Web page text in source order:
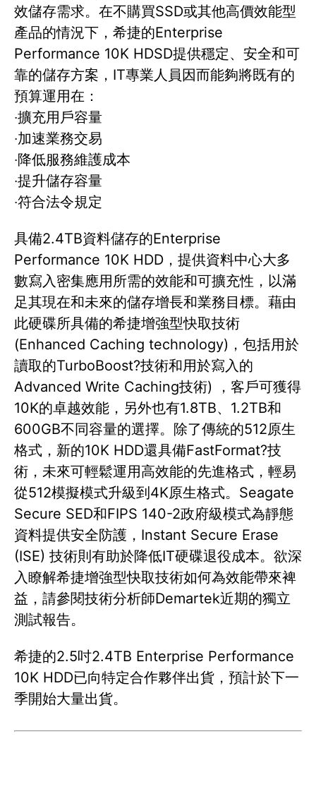
效儲存需求。在不購買SSD或其他高價效能型
產品的情況下，希捷的Enterprise
Performance 10K HDSD提供穩定、安全和可
靠的儲存方案，IT專業人員因而能夠將既有的
預算運用在：
‧擴充用戶容量
‧加速業務交易
‧降低服務維護成本
‧提升儲存容量
‧符合法令規定
具備2.4TB資料儲存的Enterprise
Performance 10K HDD，提供資料中心大多
數寫入密集應用所需的效能和可擴充性，以滿
足其現在和未來的儲存增長和業務目標。藉由
此硬碟所具備的希捷增強型快取技術
(Enhanced Caching technology)，包括用於
讀取的TurboBoost?技術和用於寫入的
Advanced Write Caching技術) ，客戶可獲得
10K的卓越效能，另外也有1.8TB、1.2TB和
600GB不同容量的選擇。除了傳統的512原生
格式，新的10K HDD還具備FastFormat?技
術，未來可輕鬆運用高效能的先進格式，輕易
從512模擬模式升級到4K原生格式。Seagate
Secure SED和FIPS 140-2政府級模式為靜態
資料提供安全防護，Instant Secure Erase
(ISE) 技術則有助於降低IT硬碟退役成本。欲深
入瞭解希捷增強型快取技術如何為效能帶來裨
益，請參閱技術分析師Demartek近期的獨立
測試報告。
希捷的2.5吋2.4TB Enterprise Performance
10K HDD已向特定合作夥伴出貨，預計於下一
季開始大量出貨。